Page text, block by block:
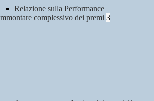
Relazione sulla Performance
complessivo dei premi 3